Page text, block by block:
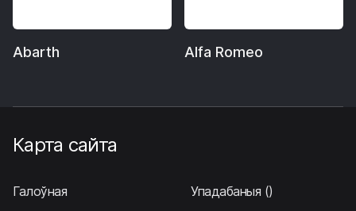
Abarth Alfa Romeo
Карта сайта
Галоўная Упадабаныя ()